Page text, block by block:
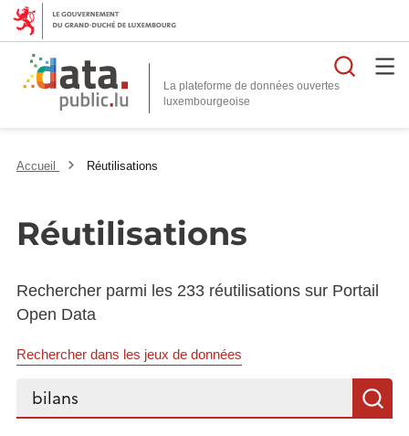
La plateforme de données ouvertes
Accueil Réutilisations
Réutilisations
Rechercher parmi les 233 réutilisations sur Portail
Open Data
Rechercher dans les jeux de données
Rechercher...